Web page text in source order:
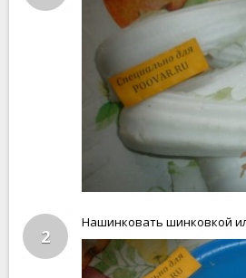
2
Нашинковать шинковкой